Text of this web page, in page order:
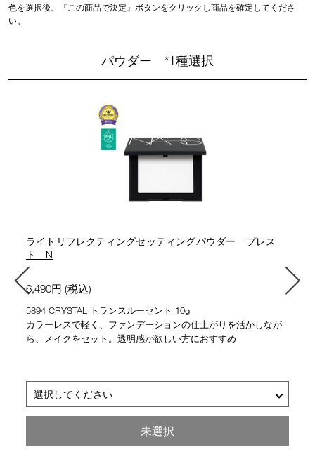
色を選択後、『この商品で決定』ボタンをクリックし商品を確定してくださ
い。
パウダー *1種選択
ライトリフレクティングセッティングパウダー プレス
ト N
6,490円 (税込)
5894 CRYSTAL トランスルーセント 10g
カラーレスで軽く、ファンデーションの仕上がりを活かしなが
ら、メイクをセット。透明感が欲しい方におすすめ
選択してください
ライトリフレクティングセッティングパウダー プレスト N
未選択